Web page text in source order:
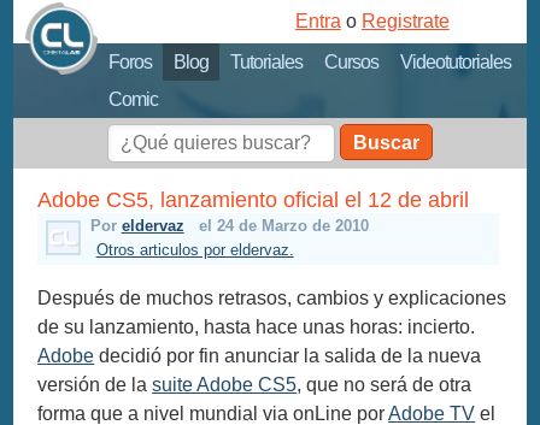
Foros Blog Tutoriales Cursos
Videotutoriales
Comic
Entra o Registrate
Buscar
Adobe CS5, lanzamiento oficial el 12 de abril
Por eldervaz
el 24 de Marzo de 2010
Otros articulos por eldervaz.
Después de muchos retrasos, cambios y explicaciones
de su lanzamiento, hasta hace unas horas: incierto.
Adobe decidió por fin anunciar la salida de la nueva
versión de lasuite Adobe CS5, que no será de otra
forma que a nivel mundial via onLine porAdobe TV el